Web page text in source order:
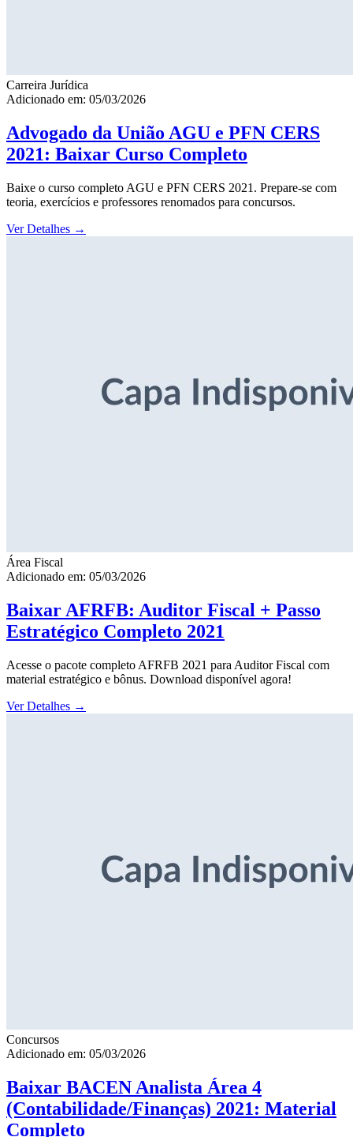
Carreira Jurídica
Adicionado em: 05/03/2026
Advogado da União AGU e PFN CERS
2021: Baixar Curso Completo
Baixe o curso completo AGU e PFN CERS 2021. Prepare-se com
teoria, exercícios e professores renomados para concursos.
Ver Detalhes →
Área Fiscal
Adicionado em: 05/03/2026
Baixar AFRFB: Auditor Fiscal + Passo
Estratégico Completo 2021
Acesse o pacote completo AFRFB 2021 para Auditor Fiscal com
material estratégico e bônus. Download disponível agora!
Ver Detalhes →
Concursos
Adicionado em: 05/03/2026
Baixar BACEN Analista Área 4
(Contabilidade/Finanças) 2021: Material
Completo